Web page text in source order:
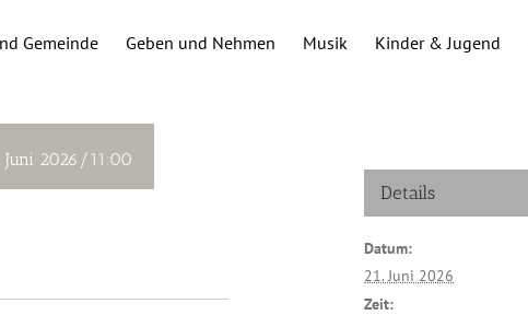
Gemeinde Geben und Nehmen Musik Kinder & Jugend
Juni 2026/11:00
Details
Datum:
21. Juni 2026
Zeit: